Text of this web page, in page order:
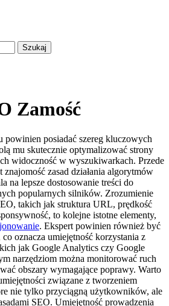
Zamość
powinien posiadać szereg kluczowych
mu skutecznie optymalizować strony
widoczność w wyszukiwarkach. Przede
zasad działania algorytmów
na lepsze dostosowanie treści do
popularnych silników. Zrozumienie
takich jak struktura URL, prędkość
to kolejne istotne elementy,
. Ekspert powinien również być
oznacza umiejętność korzystania z
jak Google Analytics czy Google
narzędziom można monitorować ruch
obszary wymagające poprawy. Warto
związane z tworzeniem
nie tylko przyciągną użytkowników, ale
SEO. Umiejętność prowadzenia